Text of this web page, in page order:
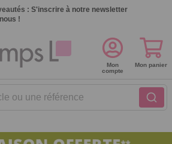
: S'inscrire à notre newsletter
!
ou une référence
Mon
compte
Mon panier